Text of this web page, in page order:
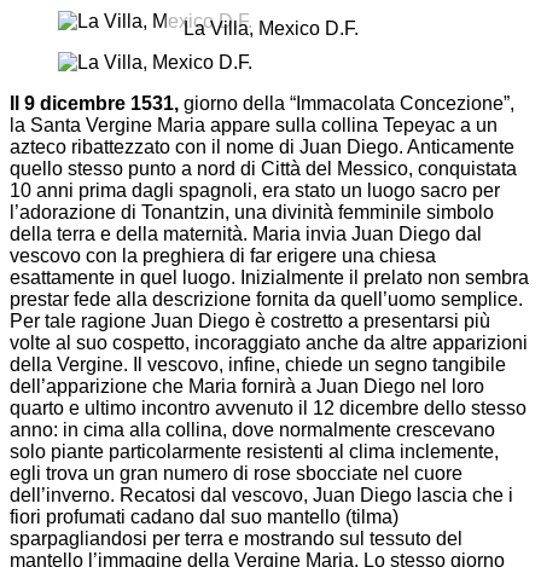
La Villa, Mexico D.F.
Il 9 dicembre 1531, giorno della “Immacolata Concezione”,
la Santa Vergine Maria appare sulla collina Tepeyac a un
azteco ribattezzato con il nome di Juan Diego. Anticamente
quello stesso punto a nord di Città del Messico, conquistata
10 anni prima dagli spagnoli, era stato un luogo sacro per
l’adorazione di Tonantzin, una divinità femminile simbolo
della terra e della maternità. Maria invia Juan Diego dal
vescovo con la preghiera di far erigere una chiesa
esattamente in quel luogo. Inizialmente il prelato non sembra
prestar fede alla descrizione fornita da quell’uomo semplice.
Per tale ragione Juan Diego è costretto a presentarsi più
volte al suo cospetto, incoraggiato anche da altre apparizioni
della Vergine. Il vescovo, infine, chiede un segno tangibile
dell’apparizione che Maria fornirà a Juan Diego nel loro
quarto e ultimo incontro avvenuto il 12 dicembre dello stesso
anno: in cima alla collina, dove normalmente crescevano
solo piante particolarmente resistenti al clima inclemente,
egli trova un gran numero di rose sbocciate nel cuore
dell’inverno. Recatosi dal vescovo, Juan Diego lascia che i
fiori profumati cadano dal suo mantello (tilma)
sparpagliandosi per terra e mostrando sul tessuto del
mantello l’immagine della Vergine Maria. Lo stesso giorno